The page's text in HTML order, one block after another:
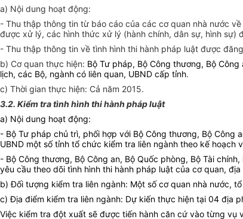
a) Nội dung hoạt động:
- Thu thập thông tin từ báo cáo của các cơ quan nhà nước
được xử lý, các hình thức xử lý (hành chính, dân sự, hình
- Thu thập thông tin về tình hình thi hành pháp luật được
b) Cơ quan thực hiện: Bộ Tư pháp, Bộ Công thương, Bộ
lịch, các Bộ, ngành có liên quan, UBND cấp tỉnh.
c) Thời gian thực hiện: Cả năm 2015.
3.2. Kiểm tra tình hình thi hành pháp luật
a) Nội dung hoạt động:
- Bộ Tư pháp chủ trì, phối hợp với Bộ Công thương, Bộ Công
UBND một số tỉnh tổ chức kiểm tra liên ngành theo kế
- Bộ Công thương, Bộ Công an, Bộ Quốc phòng, Bộ Tài
yêu cầu theo dõi tình hình thi hành pháp luật của cơ quan,
b) Đối tượng kiểm tra liên ngành: Một số cơ quan nhà nước,
c) Địa điểm kiểm tra liên ngành: Dự kiến thực hiện tại 04 địa
Việc kiểm tra đột xuất sẽ được tiến hành căn cứ vào từng vụ